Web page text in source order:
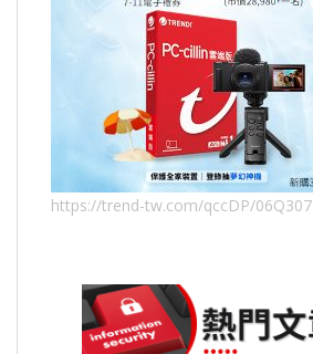
https://trend-tw.com/qccDP/